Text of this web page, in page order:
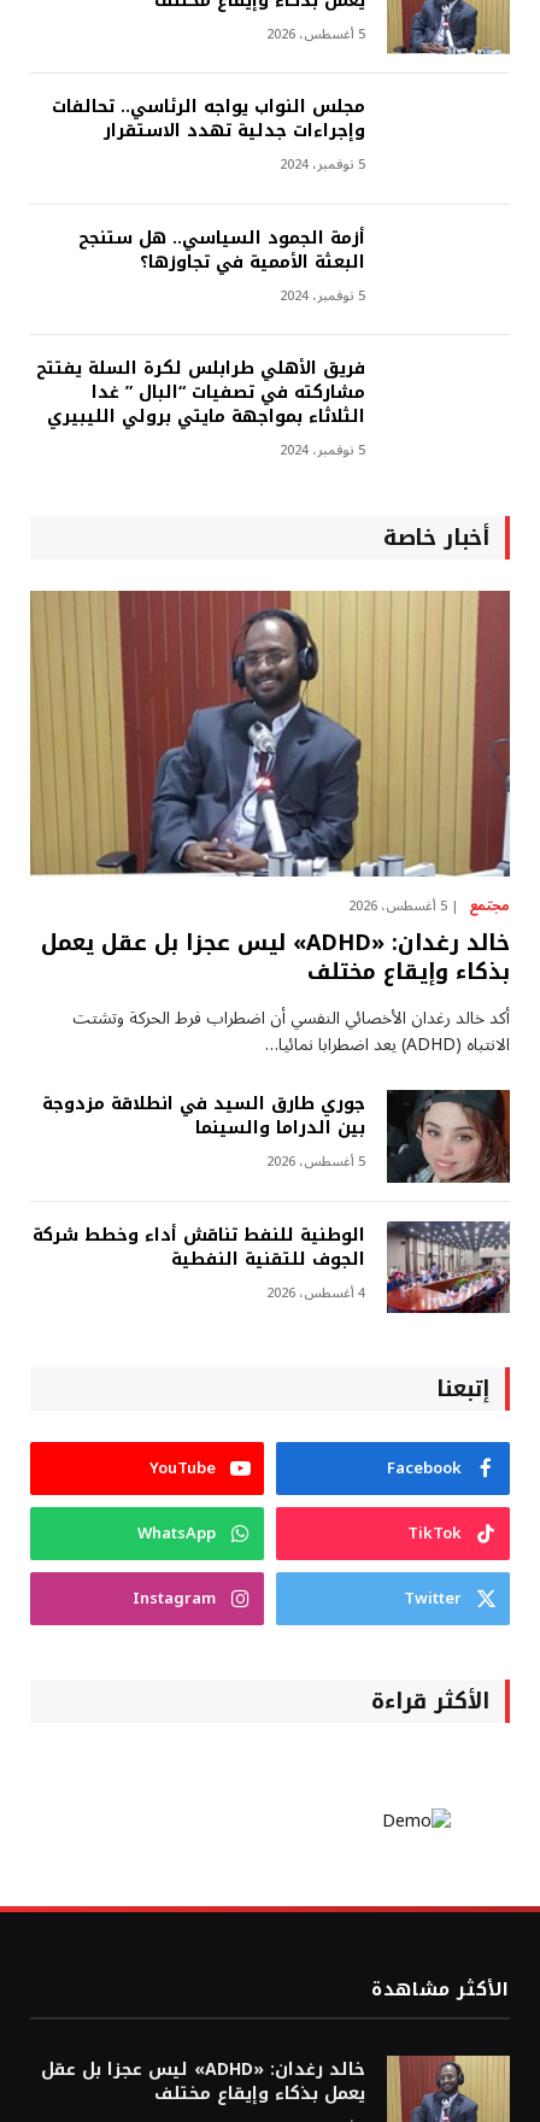
5 أغسطس، 2026
مجلس النواب يواجه الرئاسي.. تحالفات
وإجراءات جدلية تهدد الاستقرار
5 نوفمبر، 2024
أزمة الجمود السياسي.. هل ستنجح
البعثة الأممية في تجاوزها؟
5 نوفمبر، 2024
فريق الأهلي طرابلس لكرة السلة يفتتح
مشاركته في تصفيات “البال ” غدا
الثلاثاء بمواجهة مايتي برولي الليبيري
5 نوفمبر، 2024
أخبار خاصة
مجتمع 5 أغسطس، 2026
خالد رغدان: «ADHD» ليس عجزا بل عقل يعمل
بذكاء وإيقاع مختلف
أكد خالد رغدان الأخصائي النفسي أن اضطراب فرط الحركة وتشتت
الانتباه (ADHD) يعد اضطرابا نمائيا…
جوري طارق السيد في انطلاقة مزدوجة
بين الدراما والسينما
5 أغسطس، 2026
الوطنية للنفط تناقش أداء وخطط شركة
الجوف للتقنية النفطية
4 أغسطس، 2026
إتبعنا
Facebook
YouTube
TikTok
WhatsApp
Twitter
Instagram
الأكثر قراءة
الأكثر مشاهدة
خالد رغدان: «ADHD» ليس عجزا بل عقل
يعمل بذكاء وإيقاع مختلف